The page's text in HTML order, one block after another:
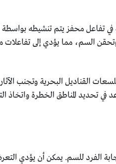
تفاعل محفز يتم تنشيطه
السم، مما يؤدي إلى تفاعلات
القناديل البحرية وتجنب
المناطق الخطرة واتخاذ
الفرد للسم. يمكن أن يؤدي